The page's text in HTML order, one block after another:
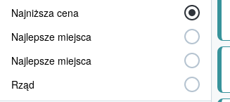
Najniższa cena
Najlepsze miejsca
Najlepsze miejsca
Rząd